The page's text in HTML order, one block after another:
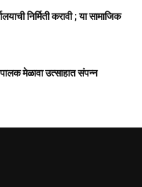
निर्मिती करावी ; या सामाजिक
पालक मेळावा उत्साहात संपन्न